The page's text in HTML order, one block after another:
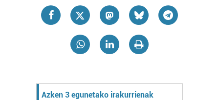
Azken 3 egunetako irakurrienak